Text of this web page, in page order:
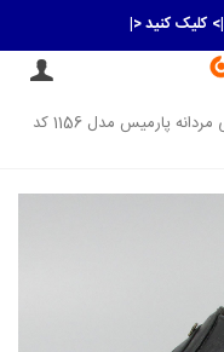
|> کلیک کنید <|
صندل طبی مردانه پارمیس مدل 1156 کد